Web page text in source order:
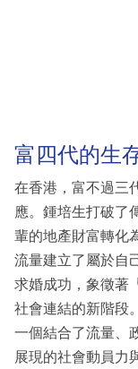
富四代的生
在香港，富不過三
應。鍾培生打破了
輩的地產財富轉化
流量建立了屬於自
求婚成功，象徵著
社會連結的新階段
一個結合了流量、
展現的社會動員力